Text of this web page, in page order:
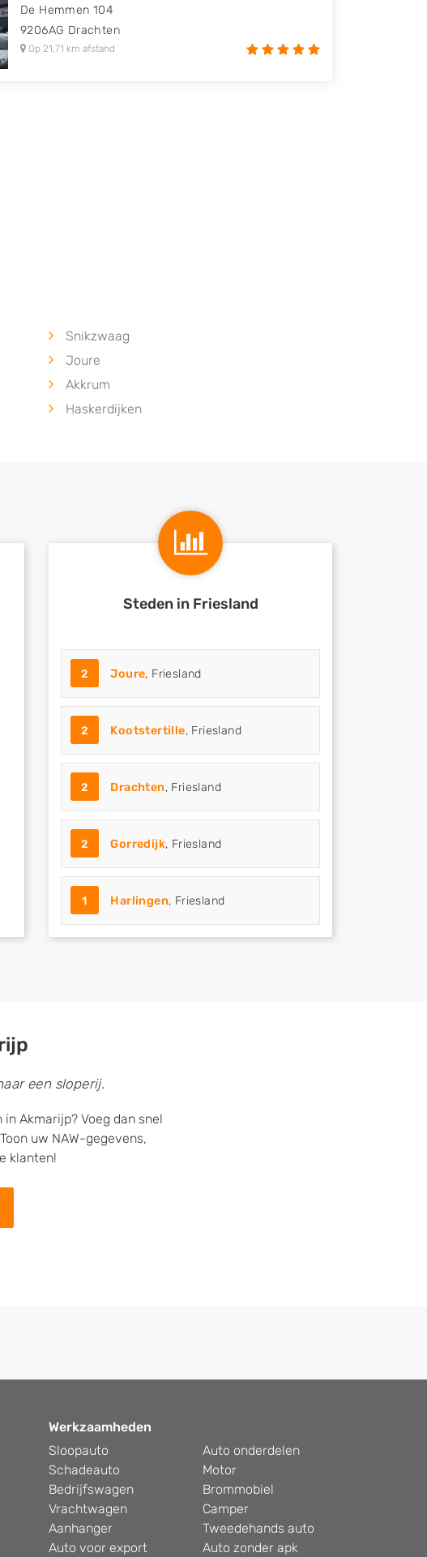
De Hemmen 104
9206AG Drachten
Op 21,71 km afstand
Snikzwaag
Joure
Akkrum
Haskerdijken
Steden in Friesland
2 Joure, Friesland
2 Kootstertille, Friesland
2 Drachten, Friesland
2 Gorredijk, Friesland
1 Harlingen, Friesland
een sloperij.
Akmarijp? Voeg dan snel
uw NAW-gegevens,
klanten!
Werkzaamheden
Sloopauto
Auto onderdelen
Schadeauto
Motor
Bedrijfswagen
Brommobiel
Vrachtwagen
Camper
Aanhanger
Tweedehands auto
Auto voor export
Auto zonder apk